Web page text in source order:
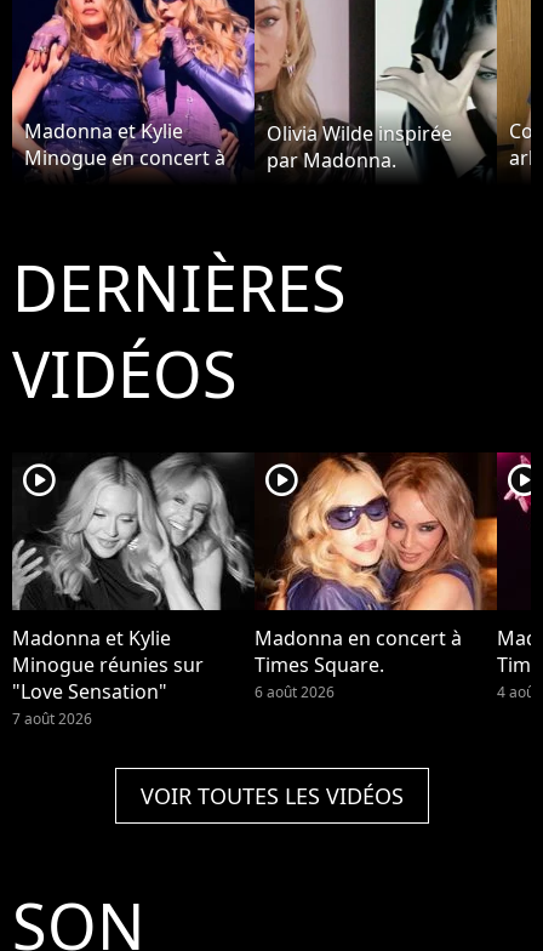
Madonna et Kylie
Minogue en concert à
Amsterdam
Olivia Wilde inspirée
par Madonna.
DERNIÈRES
VIDÉOS
player2
Madonna et Kylie
Minogue réunies sur
"Love Sensation"
7 août 2026
player2
Madonna en concert à
Times Square.
6 août 2026
player2
4 août
VOIR TOUTES LES VIDÉOS
SON